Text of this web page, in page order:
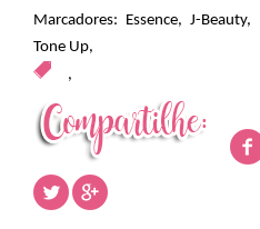
Marcadores: Essence,J-Beauty,
Tone Up,
,